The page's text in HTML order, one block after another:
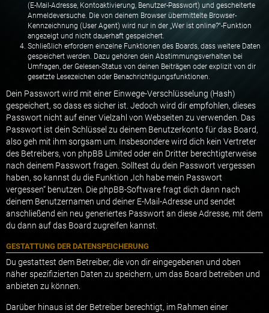
(E-Mail-Adresse, Kontoaktivierung, Benutzer-Passwort) und gescheiterte
Anmeldeversuche. Die von deinem Browser übermittelte Browser-
Kennzeichnung (User Agent) wird nur in der „Wer ist online?“-Funktion
angezeigt und nicht dauerhaft gespeichert.
Schließlich erfordern einzelne Funktionen des Boards, dass weitere Daten
gespeichert werden. Dazu gehören dein Abstimmungsverhalten bei
Umfragen, der Gelesen-Status von deinen Beiträgen oder explizit von dir
gesetzte Lesezeichen oder Benachrichtigungsfunktionen.
Dein Passwort wird mit einer Einwege-Verschlüsselung (Hash)
gespeichert, so dass es sicher ist. Jedoch wird dir empfohlen, dieses
Passwort nicht auf einer Vielzahl von Webseiten zu verwenden. Das
Passwort ist dein Schlüssel zu deinem Benutzerkonto für das Board,
also geh mit ihm sorgsam um. Insbesondere wird dich kein Vertreter
des Betreibers, von phpBB Limited oder ein Dritter berechtigterweise
nach deinem Passwort fragen. Solltest du dein Passwort vergessen
haben, so kannst du die Funktion „Ich habe mein Passwort
vergessen“ benutzen. Die phpBB-Software fragt dich dann nach
deinem Benutzernamen und deiner E-Mail-Adresse und sendet
anschließend ein neu generiertes Passwort an diese Adresse, mit dem
du dann auf das Board zugreifen kannst.
GESTATTUNG DER DATENSPEICHERUNG
Du gestattest dem Betreiber, die von dir eingegebenen und oben
näher spezifizierten Daten zu speichern, um das Board betreiben und
anbieten zu können.
Darüber hinaus ist der Betreiber berechtigt, im Rahmen einer